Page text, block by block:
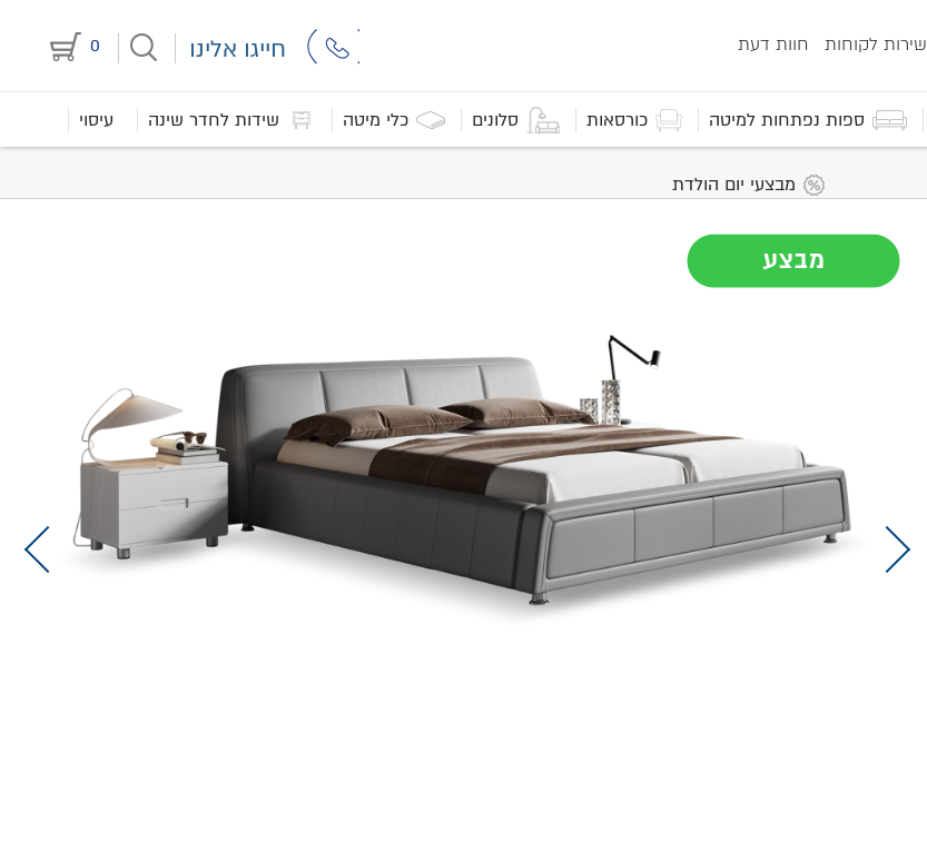
שירות לקוחות חוות דעת 0 חייגו אלינו
ספות נפתחות למיטה כורסאות סלונים כלי מיטה שידות לחדר שינה עיסוי
מבצעי יום הולדת